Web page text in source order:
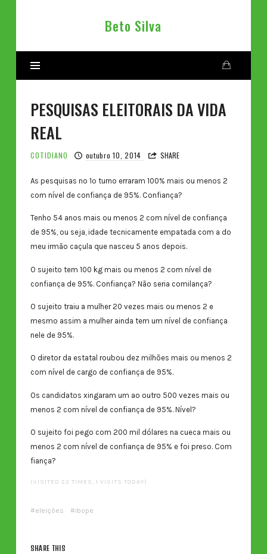
Beto
Beto Silva
PESQUISAS ELEITORAIS DA VIDA
REAL
COTIDIANO outubro 10, 2014 SHARE
As pesquisas no 1º turno erraram 100% mais ou menos 2
com nível de confiança de 95%. Confiança?
Tenho 54 anos mais ou menos 2 com nível de confiança
de 95%, ou seja, idade tecnicamente empatada com a do
meu irmão caçula que nasceu 5 anos depois.
O sujeito tem 100 kg mais ou menos 2 com nível de
confiança de 95%. Confiança? Não seria comilança?
O sujeito traiu a mulher 20 vezes mais ou menos 2 e
mesmo assim a mulher ainda tem um nível de confiança
nele de 95%.
O diretor da estatal roubou dez milhões mais ou menos 2
com nível de cargo de confiança de 95%.
Os candidatos xingaram um ao outro 500 vezes mais ou
menos 2 com nível de confiança de 95%. Nível?
O sujeito foi pego com 200 mil dólares na cueca mais ou
menos 2 com nível de confiança de 95% e foi preso. Com
fiança?
(VISITED 22 TIMES, 1 VISITS TODAY)
eleições ibope
SHARE THIS